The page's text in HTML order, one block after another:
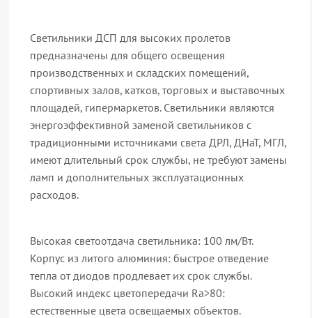
Светильники ДСП для высоких пролетов
предназначены для общего освещения
производственных и складских помещений,
спортивных залов, катков, торговых и выставочных
площадей, гипермаркетов. Светильники являются
энергоэффективной заменой светильников с
традиционными источниками света ДРЛ, ДНаТ, МГЛ,
имеют длительный срок службы, не требуют замены
ламп и дополнительных эксплуатационных
расходов.
Высокая светоотдача светильника: 100 лм/Вт.
Корпус из литого алюминия: быстрое отведение
тепла от диодов продлевает их срок службы.
Высокий индекс цветопередачи Ra>80:
естественные цвета освещаемых объектов.